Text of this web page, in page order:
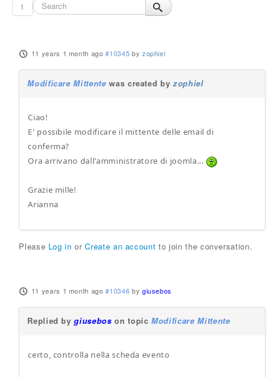
1
11 years 1 month ago #10345 by zophiel
Modificare Mittente was created byzophiel
Ciao!
E' possibile modificare il mittente delle email di
conferma?
Ora arrivano dall'amministratore di joomla...
Grazie mille!
Arianna
Please Log in orCreate an account to join the conversation.
11 years 1 month ago #10346 by giusebos
Replied bygiusebos on topicModificare Mittente
certo, controlla nella scheda evento